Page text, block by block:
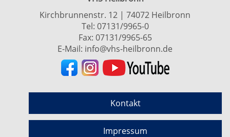
Kirchbrunnenstr. 12 | 74072 Heilbronn
Tel: 07131/9965-0
Fax: 07131/9965-65
E-Mail: info@vhs-heilbronn.de
Kontakt
Impressum